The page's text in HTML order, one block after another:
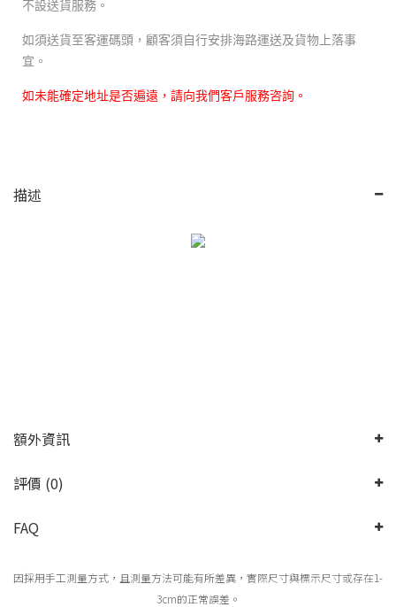
不設送貨服務。
如須送貨至客運碼頭，顧客須自行安排海路運送及貨物上落事
宜。
如未能確定地址是否遍遠，請向我們客戶服務咨詢。
描述
額外資訊
評價 (0)
FAQ
因採用手工測量方式，且測量方法可能有所差異，實際尺寸與標示尺寸或存在1-
3cm的正常誤差。